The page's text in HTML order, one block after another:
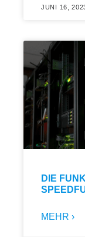
JUNI 16,
DIE
MEHR ›